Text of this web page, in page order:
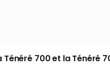
700 et la Ténéré